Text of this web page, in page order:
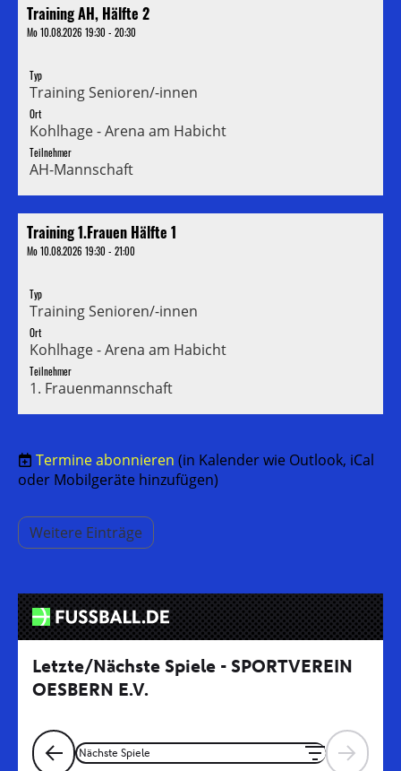
Training AH, Hälfte 2
Mo 10.08.2026 19:30 - 20:30
Typ
Training Senioren/-innen
Ort
Kohlhage - Arena am Habicht
Teilnehmer
AH-Mannschaft
Training 1.Frauen Hälfte 1
Mo 10.08.2026 19:30 - 21:00
Typ
Training Senioren/-innen
Ort
Kohlhage - Arena am Habicht
Teilnehmer
1. Frauenmannschaft
Termine abonnieren (in Kalender wie Outlook, iCal
oder Mobilgeräte hinzufügen)
Weitere Einträge